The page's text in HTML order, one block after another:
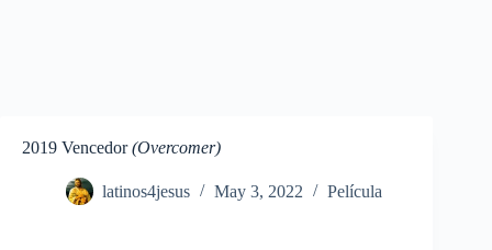
2019 Vencedor(Overcomer)
latinos4jesus May 3, 2022 Película